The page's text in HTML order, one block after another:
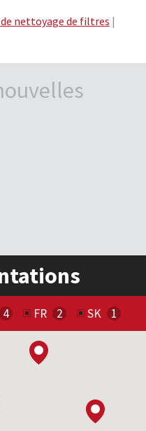
de nettoyage de filtres |
FR SK